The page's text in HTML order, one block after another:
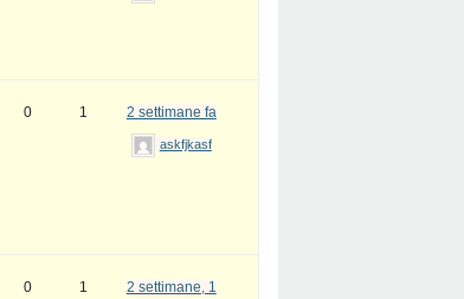
0 1 2 settimane fa
askfjkasf
0 1
2 settimane, 1